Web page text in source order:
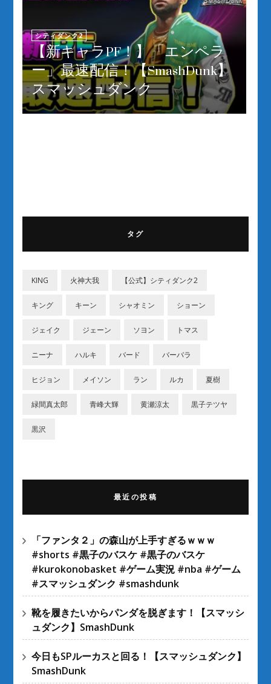
シティダンク2
【新キャラPF！】「エンペラ
ー」最速配信！【SmashDunk】
スマッシュダンク
タグ
KING ‎火神大我 【公式】シティダンク2
キング キーン シャオミン ショーン
ジェイク ジェーン ソヨン トマス
ニーナ ハルキ バード バーバラ
ヒジョン メイソン ラン ルカ 夏樹
緑間真太郎 青峰大輝 黄瀬涼太 黒子テツヤ
黒沢
最近の投稿
「ファンタ２」の森山が上手すぎるｗｗｗ
#shorts #黒子のバスケ #黒子のバスケ
#kurokonobasket #ゲーム実況 #nba #ゲーム
#スマッシュダンク #smashdunk
靴を履きたいからパンダを脱ぎます！【スマッシ
ュダンク】SmashDunk
今日もSPルーカスと回る！【スマッシュダンク】
SmashDunk